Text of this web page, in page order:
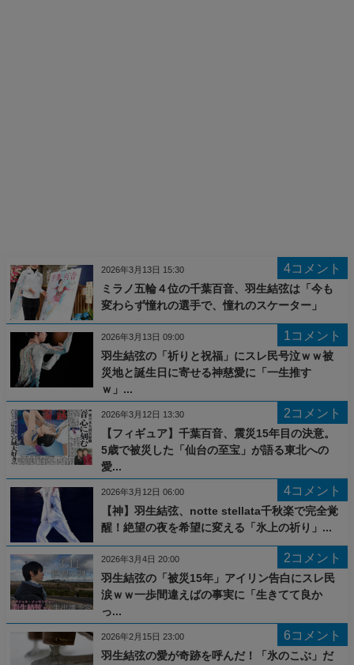
4コメント
ミラノ五輪４位の千葉百音、羽生結弦は「今も
変わらず憧れの選手で、憧れのスケーター」
2026年3月13日 15:30
1コメント
羽生結弦の「祈りと祝福」にスレ民号泣ｗｗ被
災地と誕生日に寄せる神慈愛に「一生推す
ｗ」...
2026年3月13日 09:00
2コメント
【フィギュア】千葉百音、震災15年目の決意。
5歳で被災した「仙台の至宝」が語る東北への
愛...
2026年3月12日 13:30
4コメント
【神】羽生結弦、notte stellata千秋楽で完全覚
醒！絶望の夜を希望に変える「氷上の祈り」...
2026年3月12日 06:00
2コメント
羽生結弦の「被災15年」アイリン告白にスレ民
涙ｗｗ一歩間違えばの事実に「生きてて良か
っ...
2026年3月4日 20:00
6コメント
羽生結弦の愛が奇跡を呼んだ！「氷のこぶ」だ
2026年2月15日 23:00